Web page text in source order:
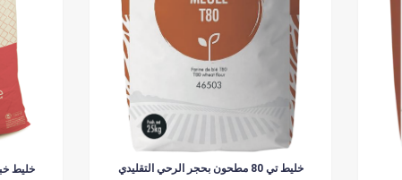
خليط خليط تي 80 مطحون بحجر الرحي التقليدي